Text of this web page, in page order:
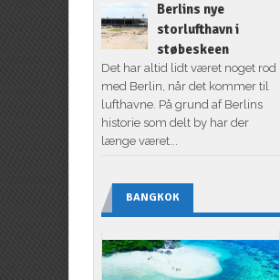
Berlins nye
storlufthavn i
støbeskeen
Det har altid lidt været noget rod
med Berlin, når det kommer til
lufthavne. På grund af Berlins
historie som delt by har der
længe været...
BANGKOK